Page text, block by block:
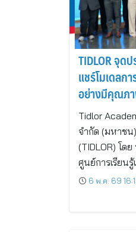
TIDLOR จุด
แชร์โมเดลก
อย่างมีคุณภ
Tidlor
จำกัด (มหาช
(TIDLOR) โ
ศูนย์การเรียน
6 พ.ค. 69